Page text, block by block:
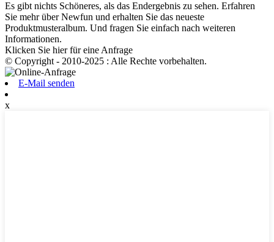
Es gibt nichts Schöneres, als das Endergebnis zu sehen. Erfahren
Sie mehr über Newfun und erhalten Sie das neueste
Produktmusteralbum. Und fragen Sie einfach nach weiteren
Informationen.
Klicken Sie hier für eine Anfrage
© Copyright - 2010-2025 : Alle Rechte vorbehalten.
E-Mail senden
x